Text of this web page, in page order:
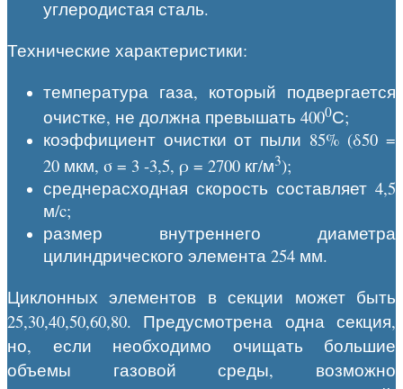
углеродистая сталь.
Технические характеристики:
температура газа, который подвергается
очистке, не должна превышать 4000С;
коэффициент очистки от пыли 85% (δ50 =
20 мкм, σ = 3 -3,5, ρ = 2700 кг/м3);
среднерасходная скорость составляет 4,5
м/c;
размер внутреннего диаметра
цилиндрического элемента 254 мм.
Циклонных элементов в секции может быть
25,30,40,50,60,80. Предусмотрена одна секция,
но, если необходимо очищать большие
объемы газовой среды, возможно